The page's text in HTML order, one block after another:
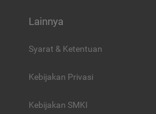
Lainnya
Syarat & Ketentuan
Kebijakan Privasi
Kebijakan SMKI